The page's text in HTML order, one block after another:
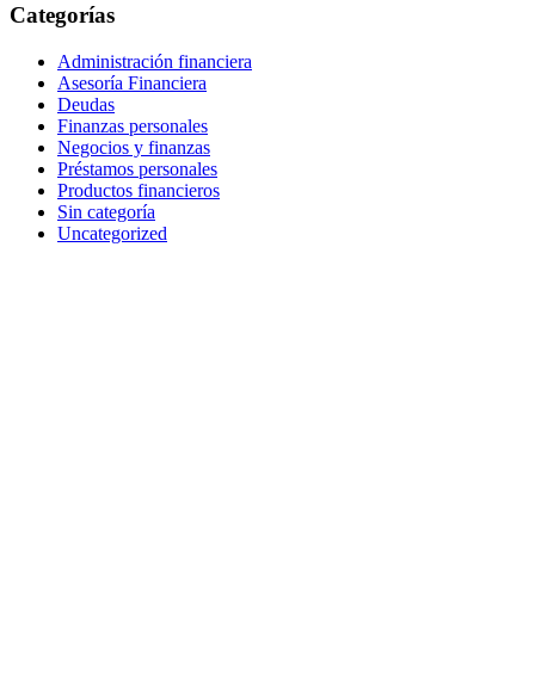
Categorías
Administración financiera
Asesoría Financiera
Deudas
Finanzas personales
Negocios y finanzas
Préstamos personales
Productos financieros
Sin categoría
Uncategorized